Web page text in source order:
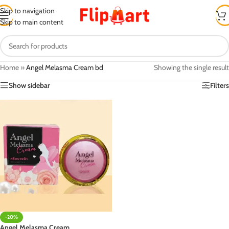
Skip to navigation
Skip to main content
Home »Angel Melasma Cream bd
Showing the single result
Show sidebar
Filters
-20%